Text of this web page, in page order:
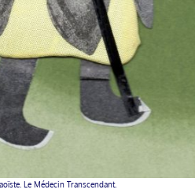
Le Médecin Transcendant.